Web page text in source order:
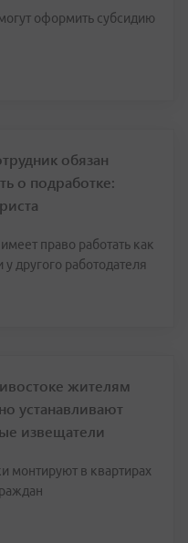
оформить субсидию
обязан
о подработке:
право работать как
другого работодателя
жителям
устанавливают
извещатели
монтируют в квартирах